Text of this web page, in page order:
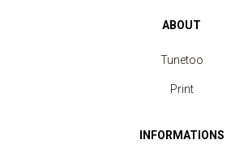
ABOUT
Tunetoo
Print
INFORMATIONS